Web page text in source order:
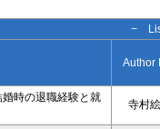
−
Author
時の退職経験と就
寺村